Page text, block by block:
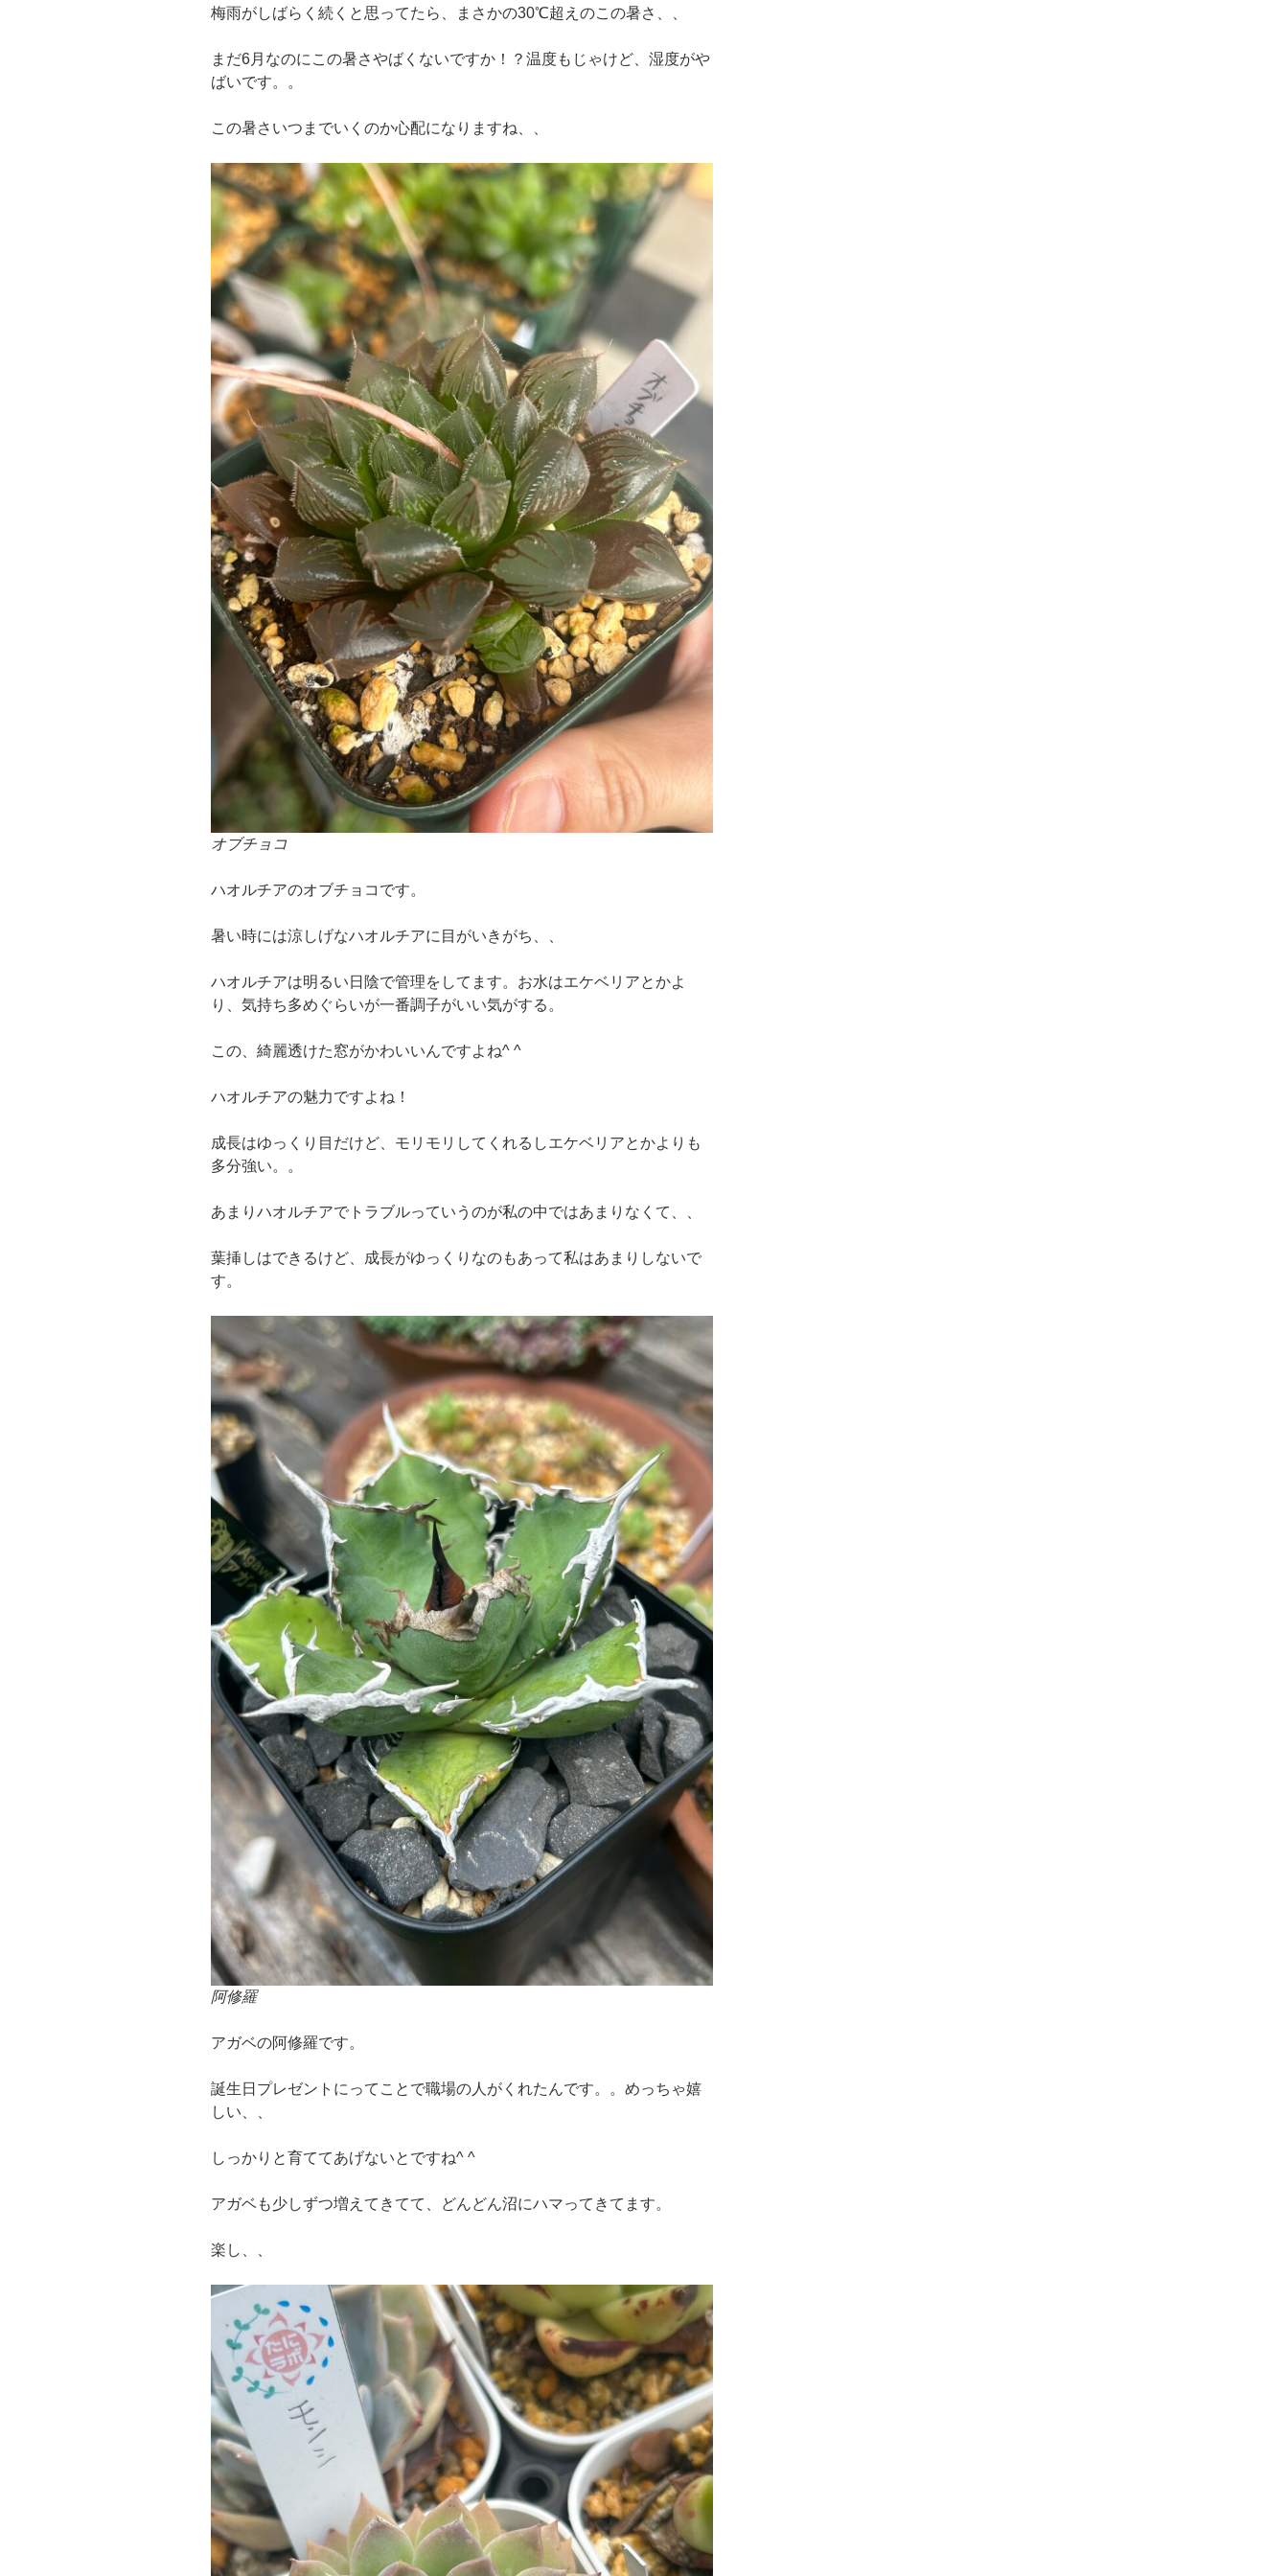
梅雨がしばらく続くと思ってたら、まさかの30℃超えのこの暑さ、、
まだ6月なのにこの暑さやばくないですか！？温度もじゃけど、湿度がや
ばいです。。
この暑さいつまでいくのか心配になりますね、、
オブチョコ
ハオルチアのオブチョコです。
暑い時には涼しげなハオルチアに目がいきがち、、
ハオルチアは明るい日陰で管理をしてます。お水はエケベリアとかよ
り、気持ち多めぐらいが一番調子がいい気がする。
この、綺麗透けた窓がかわいいんですよね^ ^
ハオルチアの魅力ですよね！
成長はゆっくり目だけど、モリモリしてくれるしエケベリアとかよりも
多分強い。。
あまりハオルチアでトラブルっていうのが私の中ではあまりなくて、、
葉挿しはできるけど、成長がゆっくりなのもあって私はあまりしないで
す。
阿修羅
アガベの阿修羅です。
誕生日プレゼントにってことで職場の人がくれたんです。。めっちゃ嬉
しい、、
しっかりと育ててあげないとですね^ ^
アガベも少しずつ増えてきてて、どんどん沼にハマってきてます。
楽し、、